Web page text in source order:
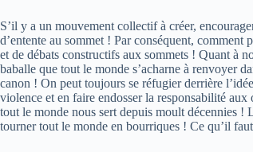
S’il y a un mouvement collectif à créer,
d’entente au sommet ! Par conséquent,
et de débats constructifs aux sommets ! Quant à
baballe que tout le monde s’acharne à renvoyer
canon ! On peut toujours se réfugier derrière
violence et en faire endosser la responsabilité
tout le monde nous sert depuis moult décennies !
tourner tout le monde en bourriques ! Ce qu’il